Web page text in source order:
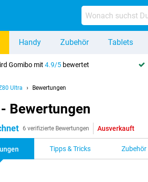
Handy Zubehör Tablets
Gomibo mit4.9/5 bewertet
Ultra Bewertungen
Bewertungen
6 verifizierte Bewertungen Ausverkauft
Tipps & Tricks Zubehör